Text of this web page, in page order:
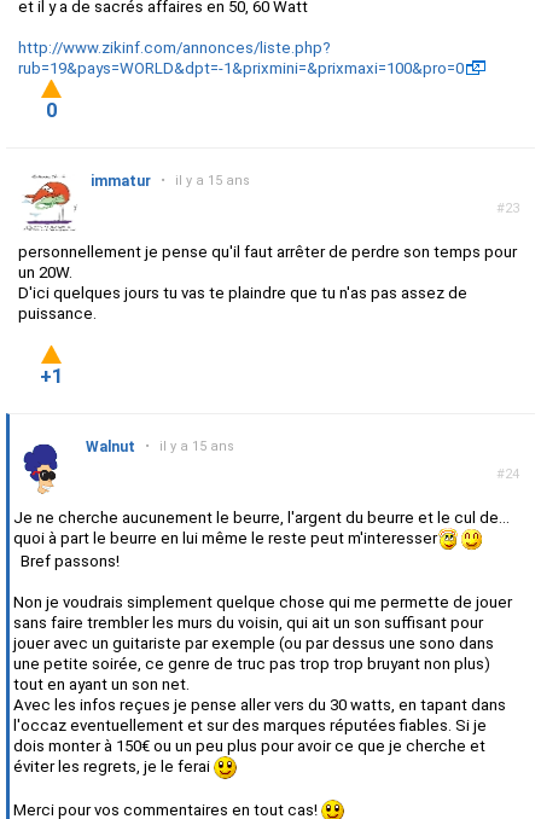
et il y a de sacrés affaires en 50, 60 Watt
http://www.zikinf.com/annonces/liste.php?
rub=19&pays=WORLD&dpt=-1&prixmini=&prixmaxi=100&pro=0
0
#23
immatur • il y a 15 ans
personnellement je pense qu'il faut arrêter de perdre son temps pour
un 20W.
D'ici quelques jours tu vas te plaindre que tu n'as pas assez de
puissance.
+1
#24
Walnut • il y a 15 ans
Je ne cherche aucunement le beurre, l'argent du beurre et le cul de...
quoi à part le beurre en lui même le reste peut m'interesser
Bref passons!
Non je voudrais simplement quelque chose qui me permette de jouer
sans faire trembler les murs du voisin, qui ait un son suffisant pour
jouer avec un guitariste par exemple (ou par dessus une sono dans
une petite soirée, ce genre de truc pas trop trop bruyant non plus)
tout en ayant un son net.
Avec les infos reçues je pense aller vers du 30 watts, en tapant dans
l'occaz eventuellement et sur des marques réputées fiables. Si je
dois monter à 150€ ou un peu plus pour avoir ce que je cherche et
éviter les regrets, je le ferai
Merci pour vos commentaires en tout cas!